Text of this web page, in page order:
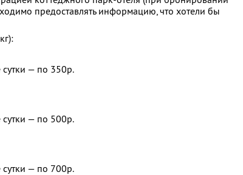
предоставлять информацию, что хотели бы
— по 350р.
— по 500р.
— по 700р.